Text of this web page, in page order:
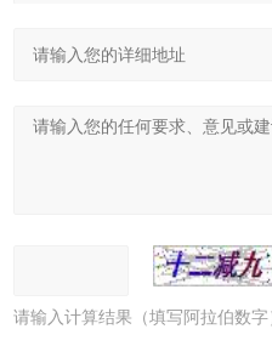
请输入计算结果（填写阿拉伯数